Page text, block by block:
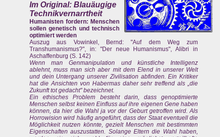
Im Original: Blauäugige
Technikvernarrtheit
Humanisten fordern: Menschen
sollen genetisch und technisch
optimiert werden
Auszug aus Vowinkel, Bernd: "Auf dem Weg zum
Transhumanismus?", in: "Der neue Humanismus", Alibri in
Aschaffenburg (S. 142)
Wenn man Genmanipulation und künstliche Intelligenz
ablehnt, muss man sich aber mit dem Elend in unserer Welt
und dein Untergang unserer Zivilisation abfinden. Ein Kritiker
hat die Ansichten von Habermas daher sehr treffend als „die
Zukunft tot gedacht" bezeichnet.
Ein ethisches Problem besteht darin, dass genoptimierte
Menschen selbst keinen Einfluss auf ihre eigenen Gene haben
können, da hier die Wahl ja vor der Geburt getroffen wird. Als
Horrowision wird häufig angeführt, dass der Staat eventuell die
Möglichkeit nutzen könnte, gezielt Menschen mit bestimmten
Eigenschaften auszustatten. Solange Eltern die Wahl haben,